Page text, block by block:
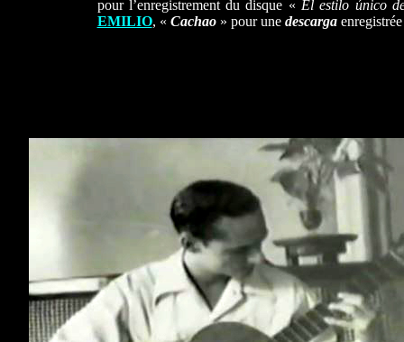
pour l’enregistrement du disque « El estilo único
EMILIO, « Cachao» pour une descargaenregistrée